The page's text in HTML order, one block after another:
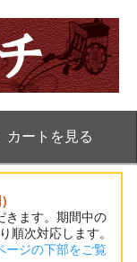
カートを見る
きます。期間中の
順次対応します。
ージの下部をご覧